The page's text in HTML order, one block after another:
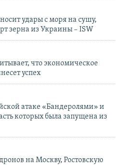
удары с моря на сушу,
зерна из Украины – ISW
что экономическое
успех
атаке «Бандеролями» и
которых была запущена из
на Москву, Ростовскую